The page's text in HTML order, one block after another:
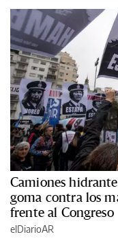
Camiones
goma contra los
frente al Congreso
elDiarioAR